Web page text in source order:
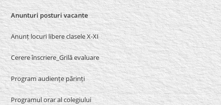
Anunturi posturi vacante
Anunț locuri libere clasele X-XI
Cerere înscriere_Grilă evaluare
Program audiențe părinți
Programul orar al colegiului